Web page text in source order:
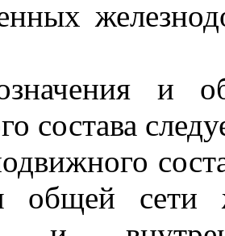
и
состава
общей сети